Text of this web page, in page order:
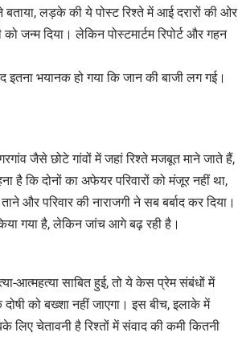
लड़के की ये पोस्ट रिश्ते में आई दरारों की ओर
जन्म दिया। लेकिन पोस्टमार्टम रिपोर्ट और गहन
भयानक हो गया कि जान की बाजी लग गई।
जैसे छोटे गांवों में जहां रिश्ते मजबूत माने जाते हैं,
है कि दोनों का अफेयर परिवारों को मंजूर नहीं था,
परिवार की नाराजगी ने सब बर्बाद कर दिया।
गया है, लेकिन जांच आगे बढ़ रही है।
आत्महत्या साबित हुई, तो ये केस प्रेम संबंधों में
को बख्शा नहीं जाएगा। इस बीच, इलाके में
लिए चेतावनी है रिश्तों में संवाद की कमी कितनी